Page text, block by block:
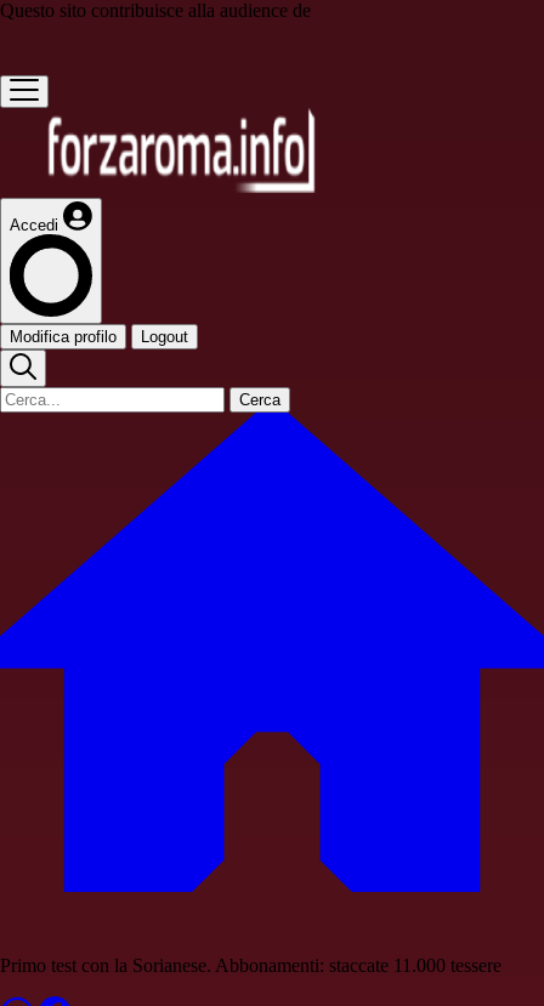
Questo sito contribuisce alla audience de
Accedi
Modifica profilo Logout
Cerca
Primo test con la Sorianese. Abbonamenti: staccate 11.000 tessere